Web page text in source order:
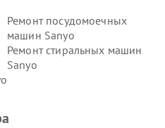
Ремонт посудомоечных
машин Sanyo
Ремонт стиральных машин
Sanyo